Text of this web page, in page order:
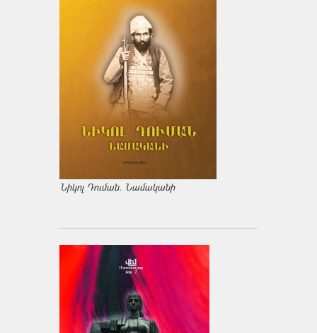
Նիկոլ Դուման. Նամականի